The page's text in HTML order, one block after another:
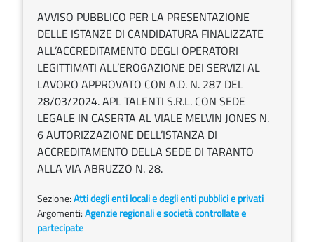
AVVISO PUBBLICO PER LA PRESENTAZIONE
DELLE ISTANZE DI CANDIDATURA FINALIZZATE
ALL’ACCREDITAMENTO DEGLI OPERATORI
LEGITTIMATI ALL’EROGAZIONE DEI SERVIZI AL
LAVORO APPROVATO CON A.D. N. 287 DEL
28/03/2024. APL TALENTI S.R.L. CON SEDE
LEGALE IN CASERTA AL VIALE MELVIN JONES N.
6 AUTORIZZAZIONE DELL’ISTANZA DI
ACCREDITAMENTO DELLA SEDE DI TARANTO
ALLA VIA ABRUZZO N. 28.
Sezione:Atti degli enti locali e degli enti pubblici e privati
Argomenti:Agenzie regionali e società controllate e
partecipate